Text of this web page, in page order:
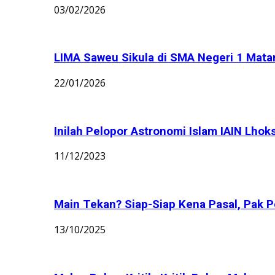
03/02/2026
LIMA Saweu Sikula di SMA Negeri 1
22/01/2026
Inilah Pelopor Astronomi Islam IAIN
11/12/2023
Main Tekan? Siap-Siap Kena Pasal, Pak
13/10/2025